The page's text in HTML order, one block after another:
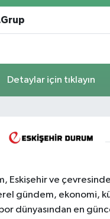
Detaylar için tıklayın
Eskişehir ve
gündem, ekonomi,
dünyasından en